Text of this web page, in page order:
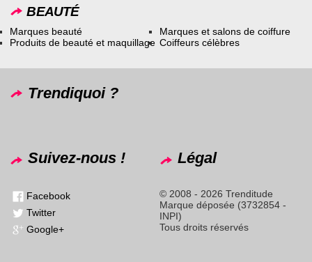
BEAUTÉ
Marques beauté
Produits de beauté et maquillage
Marques et salons de coiffure
Coiffeurs célèbres
Trendiquoi ?
Suivez-nous !
Facebook
Twitter
Google+
Légal
© 2008 - 2026 Trenditude
Marque déposée (3732854 -
INPI)
Tous droits réservés